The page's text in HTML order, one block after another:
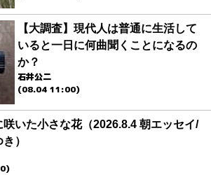
【大調査】現代人は普通に生活して
いると一日に何曲聞くことになるの
か？
石井公二
(08.04 11:00)
咲いた小さな花（2026.8.4 朝エッセイ/
）